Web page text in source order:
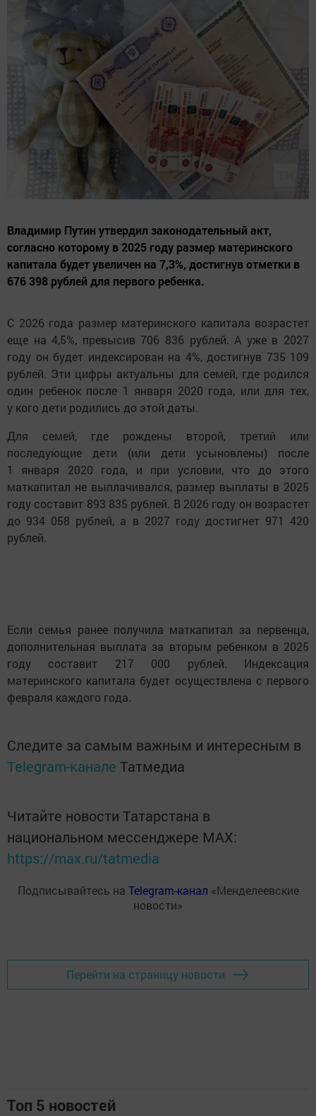
Владимир Путин утвердил законодательный акт,
согласно которому в 2025 году размер материнского
капитала будет увеличен на 7,3%, достигнув отметки в
676 398 рублей для первого ребенка.
С 2026 года размер материнского капитала возрастет
еще на 4,5%, превысив 706 836 рублей. А уже в 2027
году он будет индексирован на 4%, достигнув 735 109
рублей. Эти цифры актуальны для семей, где родился
один ребенок после 1 января 2020 года, или для тех,
у кого дети родились до этой даты.
Для семей, где рождены второй, третий или
последующие дети (или дети усыновлены) после
1 января 2020 года, и при условии, что до этого
маткапитал не выплачивался, размер выплаты в 2025
году составит 893 835 рублей. В 2026 году он возрастет
до 934 058 рублей, а в 2027 году достигнет 971 420
рублей.
Если семья ранее получила маткапитал за первенца,
дополнительная выплата за вторым ребенком в 2025
году составит 217 000 рублей. Индексация
материнского капитала будет осуществлена с первого
февраля каждого года.
Следите за самым важным и интересным в
Telegram-канале Татмедиа
Читайте новости Татарстана в
национальном мессенджере MАХ:
https://max.ru/tatmedia
Подписывайтесь на Telegram-канал «Менделеевские
новости»
Перейти на страницу новости
Топ 5 новостей